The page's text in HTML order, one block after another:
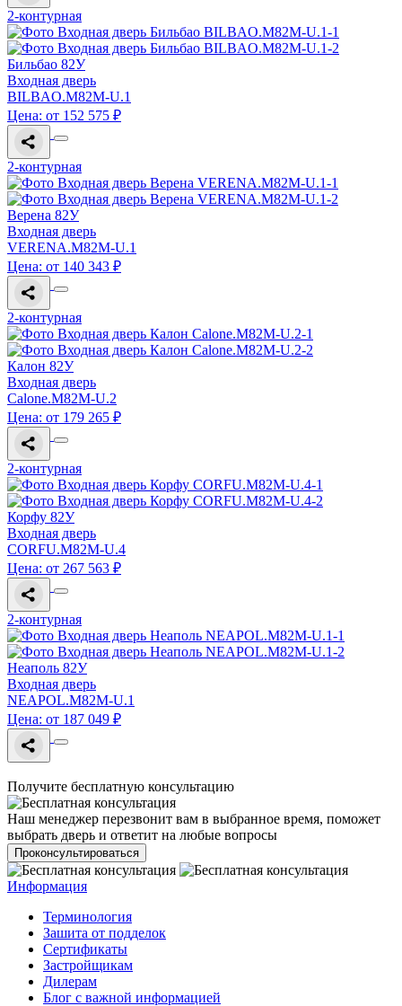
2-контурная
Бильбао 82У
Входная дверь
BILBAO.M82M-U.1
Цена: от 152 575 ₽
2-контурная
Верена 82У
Входная дверь
VERENA.M82M-U.1
Цена: от 140 343 ₽
2-контурная
Калон 82У
Входная дверь
Calone.M82M-U.2
Цена: от 179 265 ₽
2-контурная
Корфу 82У
Входная дверь
CORFU.M82M-U.4
Цена: от 267 563 ₽
2-контурная
Неаполь 82У
Входная дверь
NEAPOL.M82M-U.1
Цена: от 187 049 ₽
Получите бесплатную консультацию
Наш менеджер перезвонит вам в выбранное время, поможет
выбрать дверь и ответит на любые вопросы
Проконсультироваться
Информация
Терминология
Зашита от подделок
Сертификаты
Застройщикам
Дилерам
Блог с важной информацией